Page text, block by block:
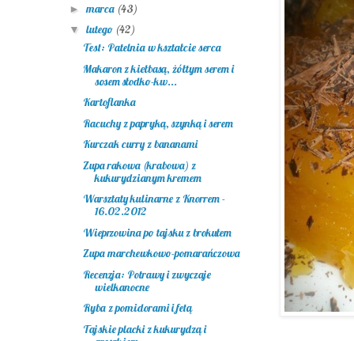
► marca (43)
▼ lutego (42)
Test: Patelnia w kształcie serca
Makaron z kiełbasą, żółtym serem i
sosem słodko-kw...
Kartoflanka
Racuchy z papryką, szynką i serem
Kurczak curry z bananami
Zupa rakowa (krabowa) z
kukurydzianym kremem
Warsztaty kulinarne z Knorrem -
16.02.2012
Wieprzowina po tajsku z brokułem
Zupa marchewkowo-pomarańczowa
Recenzja: Potrawy i zwyczaje
wielkanocne
Ryba z pomidorami i fetą
Tajskie placki z kukurydzą i